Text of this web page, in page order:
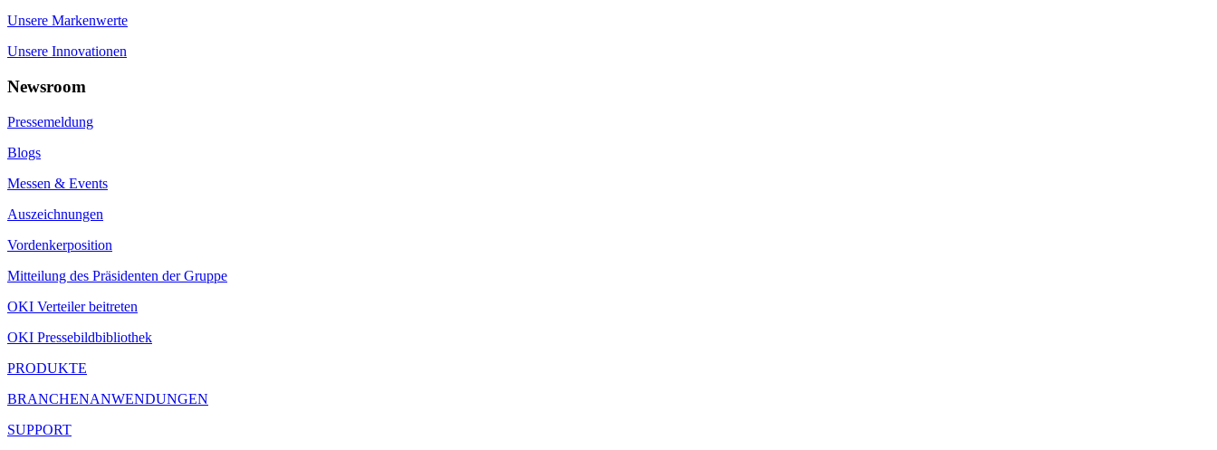
Unsere Markenwerte
Unsere Innovationen
Newsroom
Pressemeldung
Blogs
Messen & Events
Auszeichnungen
Vordenkerposition
Mitteilung des Präsidenten der Gruppe
OKI Verteiler beitreten
OKI Pressebildbibliothek
PRODUKTE
BRANCHENANWENDUNGEN
SUPPORT